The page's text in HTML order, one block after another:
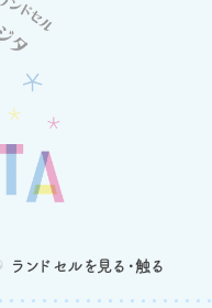
ランドセルを 見る・触る